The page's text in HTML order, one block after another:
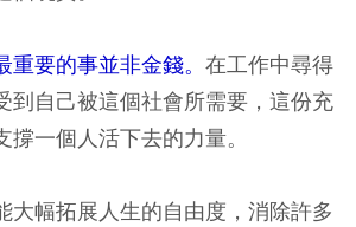
要的事並非金錢。 在工作中尋得
到自己被這個社會所需要，這份充
一個人活下去的力量。
大幅拓展人生的自由度，消除許多